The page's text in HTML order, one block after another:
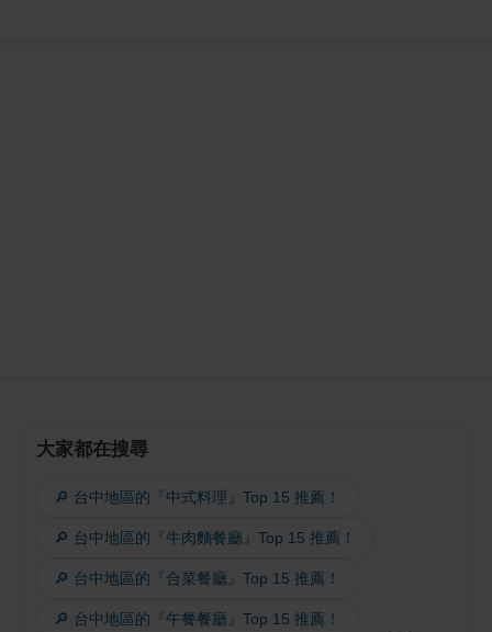
大家都在搜尋
🔎 台中地區的『中式料理』Top 15 推薦！
🔎 台中地區的『牛肉麵餐廳』Top 15 推薦！
🔎 台中地區的『合菜餐廳』Top 15 推薦！
🔎 台中地區的『午餐餐廳』Top 15 推薦！